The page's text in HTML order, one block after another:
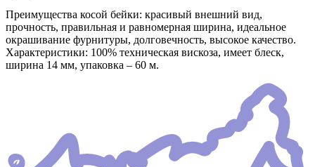
Преимущества косой бейки: красивый внешний вид,
прочность, правильная и равномерная ширина, идеальное
окрашивание фурнитуры, долговечность, высокое качество.
Характеристики: 100% техническая вискоза, имеет блеск,
ширина 14 мм, упаковка – 60 м.